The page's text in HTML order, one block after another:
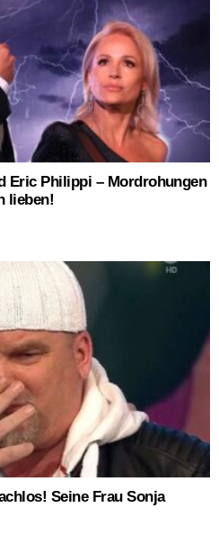
Eric Philippi – Mordrohungen
lieben!
Seine Frau Sonja